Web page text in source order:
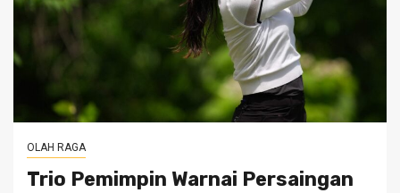
OLAH RAGA
Trio Pemimpin Warnai Persaingan